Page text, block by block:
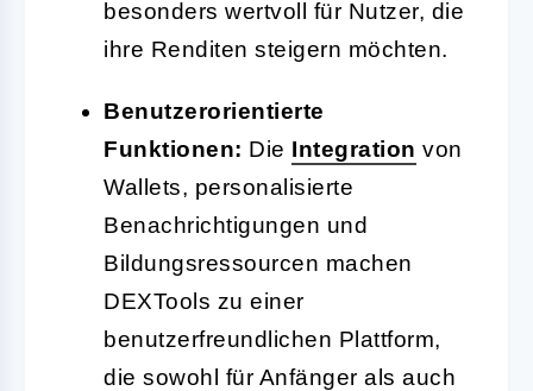
besonders wertvoll für Nutzer, die
ihre Renditen steigern möchten.
Benutzerorientierte
Funktionen: Die Integration von
Wallets, personalisierte
Benachrichtigungen und
Bildungsressourcen machen
DEXTools zu einer
benutzerfreundlichen Plattform,
die sowohl für Anfänger als auch